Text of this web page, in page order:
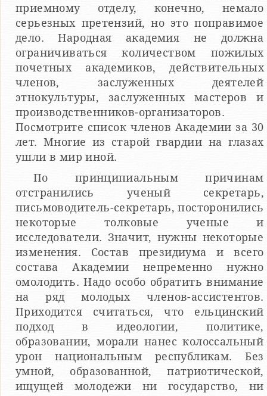
приемному отделу, конечно, немало
серьезных претензий, но это поправимое
дело. Народная академия не должна
ограничиваться количеством пожилых
почетных академиков, действительных
членов, заслуженных деятелей
этнокультуры, заслуженных мастеров и
производственников-организаторов.
Посмотрите список членов Академии за 30
лет. Многие из старой гвардии на глазах
ушли в мир иной.
По принципиальным причинам
отстранились ученый секретарь,
письмоводитель-секретарь, посторонились
некоторые толковые ученые и
исследователи. Значит, нужны некоторые
изменения. Состав президиума и всего
состава Академии непременно нужно
омолодить. Надо особо обратить внимание
на ряд молодых членов-ассистентов.
Приходится считаться, что ельцинский
подход в идеологии, политике,
образовании, морали нанес колоссальный
урон национальным республикам. Без
умной, образованной, патриотической,
ищущей молодежи ни государство, ни